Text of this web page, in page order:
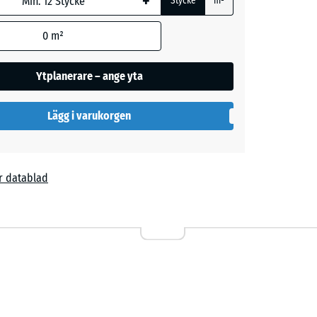
anges i
0 m²
Ytplanerare – ange yta
Lägg i varukorgen
datablad